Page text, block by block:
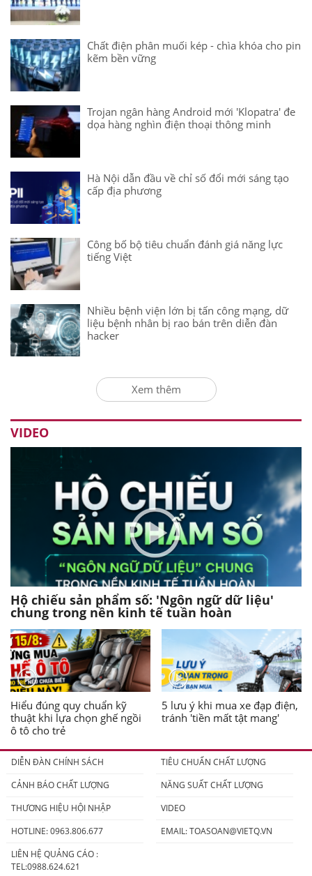
Chất điện phân muối kép - chìa khóa cho pin
kẽm bền vững
Trojan ngân hàng Android mới 'Klopatra' đe
dọa hàng nghìn điện thoại thông minh
Hà Nội dẫn đầu về chỉ số đổi mới sáng tạo
cấp địa phương
Công bố bộ tiêu chuẩn đánh giá năng lực
tiếng Việt
Nhiều bệnh viện lớn bị tấn công mạng, dữ
liệu bệnh nhân bị rao bán trên diễn đàn
hacker
Xem thêm
VIDEO
Hộ chiếu sản phẩm số: 'Ngôn ngữ dữ liệu'
chung trong nền kinh tế tuần hoàn
Hiểu đúng quy chuẩn kỹ
thuật khi lựa chọn ghế ngồi
ô tô cho trẻ
5 lưu ý khi mua xe đạp điện,
tránh 'tiền mất tật mang'
DIỄN ĐÀN CHÍNH SÁCH
TIÊU CHUẨN CHẤT LƯỢNG
CẢNH BÁO CHẤT LƯỢNG
NĂNG SUẤT CHẤT LƯỢNG
THƯƠNG HIỆU HỘI NHẬP
VIDEO
HOTLINE: 0963.806.677
EMAIL:TOASOAN@VIETQ.VN
LIÊN HỆ QUẢNG CÁO :
TEL:0988.624.621